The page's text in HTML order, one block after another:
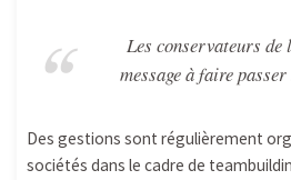
Les conservateurs
message à faire passer
Des gestions sont régulièrement
sociétés dans le cadre de